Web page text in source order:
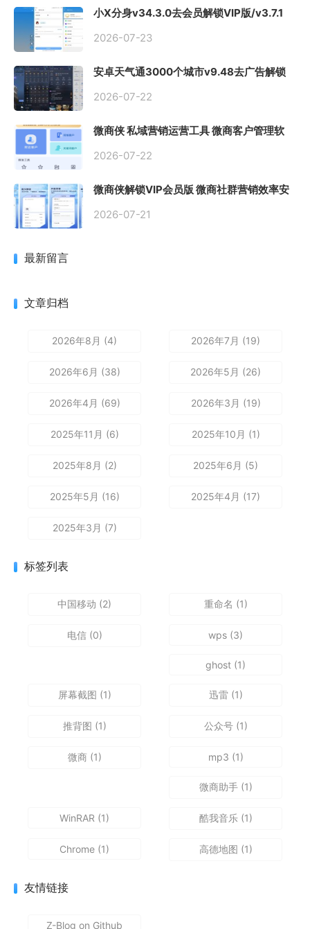
小X分身v34.3.0去会员解锁VIP版/v3.7.1
2026-07-23
安卓天气通3000个城市v9.48去广告解锁
2026-07-22
微商侠 私域营销运营工具 微商客户管理软
2026-07-22
微商侠解锁VIP会员版 微商社群营销效率安
2026-07-21
最新留言
文章归档
2026年8月 (4) 2026年7月 (19)
2026年6月 (38) 2026年5月 (26)
2026年4月 (69) 2026年3月 (19)
2025年11月 (6) 2025年10月 (1)
2025年8月 (2) 2025年6月 (5)
2025年5月 (16) 2025年4月 (17)
2025年3月 (7)
标签列表
中国移动 (2) 重命名 (1)
电信(0) wps (3)
ghost (1)
屏幕截图 (1) 迅雷(1)
推背图 (1) 公众号(1)
微商 (1) mp3 (1)
微商助手(1)
WinRAR (1) 酷我音乐(1)
Chrome (1) 高德地图 (1)
友情链接
Z-Blog on Github